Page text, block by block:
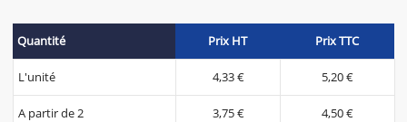
Quantité Prix HT Prix TTC
L'unité 4,33 € 5,20 €
A partir de 2 3,75 € 4,50 €